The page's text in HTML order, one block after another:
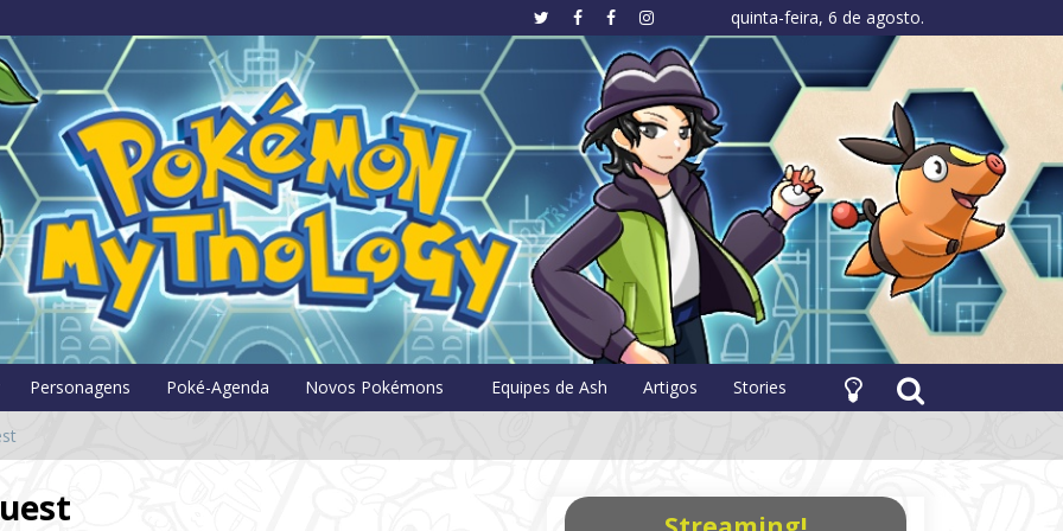
quinta-feira, 6 de agosto.
Pokémon Mythology
Personagens Poké-Agenda Novos Pokémons Equipes de Ash Artigos Stories